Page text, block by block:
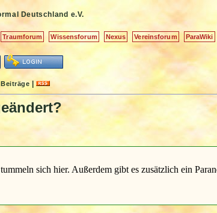
Deutschland e.V.
Traumforum Wissensforum Nexus Vereinsforum ParaWiki
Beiträge |
sich hier. Außerdem gibt es zusätzlich ein